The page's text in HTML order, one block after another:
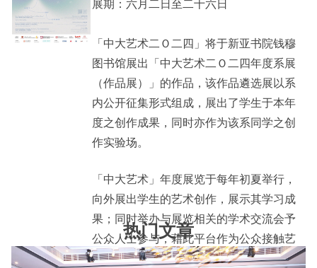
新亚影集
Staff Engagement
Alumni Connections
「中大艺术二Ｏ二四」将于新亚书院钱穆
图书馆展出「中大艺术二Ｏ二四年度系展
（作品展）」的作品，该作品遴选展以系
内公开征集形式组成，展出了学生于本年
度之创作成果，同时亦作为该系同学之创
作实验场。
「中大艺术」年度展览于每年初夏举行，
向外展出学生的艺术创作，展示其学习成
果；同时举办与展览相关的学术交流会予
公众人士参与，藉此平台作为公众接触艺
术的桥梁，鼓励不同背景人士互相交流、
热门文章